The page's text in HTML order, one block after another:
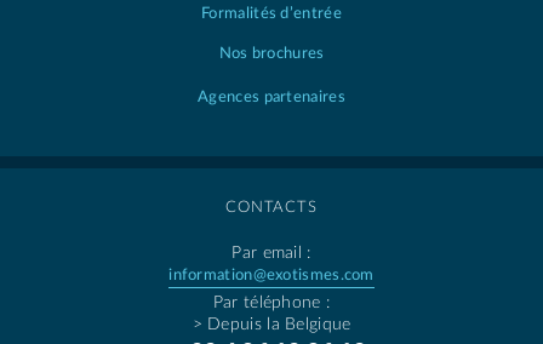
Formalités d’entrée
Nos brochures
Agences partenaires
CONTACTS
Par email :
information@exotismes.com
Par téléphone :
> Depuis la Belgique